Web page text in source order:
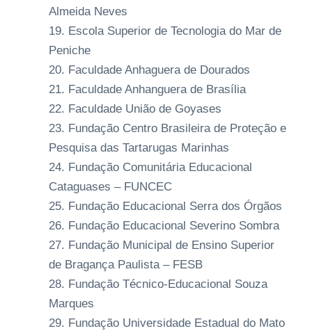
Almeida Neves
Escola Superior de Tecnologia do Mar de
Peniche
Faculdade Anhaguera de Dourados
Faculdade Anhanguera de Brasília
Faculdade União de Goyases
Fundação Centro Brasileira de Proteção e
Pesquisa das Tartarugas Marinhas
Fundação Comunitária Educacional
Cataguases – FUNCEC
Fundação Educacional Serra dos Órgãos
Fundação Educacional Severino Sombra
Fundação Municipal de Ensino Superior
de Bragança Paulista – FESB
Fundação Técnico-Educacional Souza
Marques
Fundação Universidade Estadual do Mato